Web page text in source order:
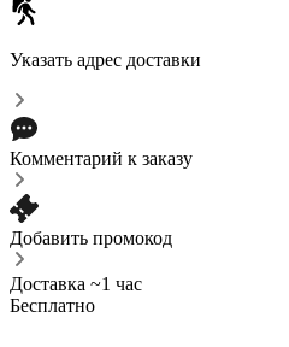
Указать адрес доставки
Комментарий к заказу
Добавить промокод
Доставка ~1 час
Бесплатно